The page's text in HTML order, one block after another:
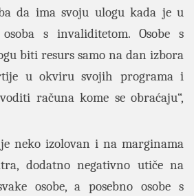
da ima svoju ulogu kada je u
s invaliditetom. Osobe s
biti resurs samo na dan izbora
u okviru svojih programa i
računa kome se obraćaju“,
neko izolovan i na marginama
dodatno negativno utiče na
osobe, a posebno osobe s